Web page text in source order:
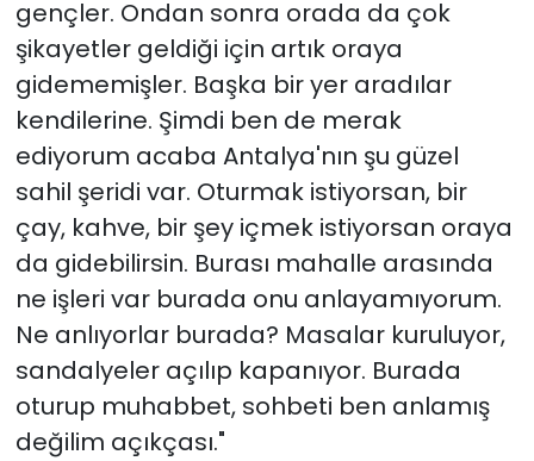
gençler. Ondan sonra orada da çok
şikayetler geldiği için artık oraya
gidememişler. Başka bir yer aradılar
kendilerine. Şimdi ben de merak
ediyorum acaba Antalya'nın şu güzel
sahil şeridi var. Oturmak istiyorsan, bir
çay, kahve, bir şey içmek istiyorsan oraya
da gidebilirsin. Burası mahalle arasında
ne işleri var burada onu anlayamıyorum.
Ne anlıyorlar burada? Masalar kuruluyor,
sandalyeler açılıp kapanıyor. Burada
oturup muhabbet, sohbeti ben anlamış
değilim açıkçası."